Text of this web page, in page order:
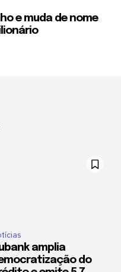
e muda de nome
amplia
do